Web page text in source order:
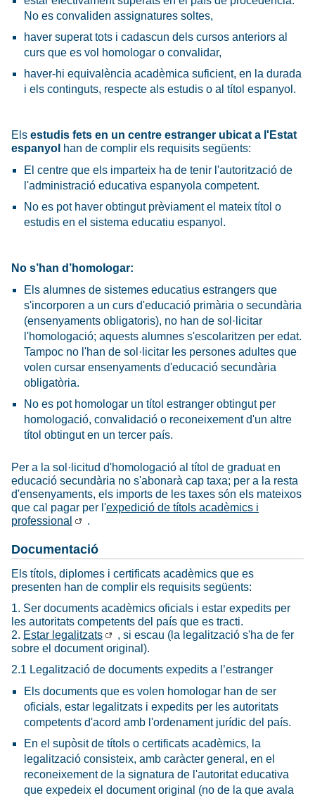
No es convaliden assignatures soltes,
haver superat tots i cadascun dels cursos anteriors al
curs que es vol homologar o convalidar,
haver-hi equivalència acadèmica suficient, en la durada
i els continguts, respecte als estudis o al títol espanyol.
Els estudis fets en un centre estranger ubicat a l'Estat
espanyol han de complir els requisits següents:
El centre que els imparteix ha de tenir l'autorització de
l'administració educativa espanyola competent.
No es pot haver obtingut prèviament el mateix títol o
estudis en el sistema educatiu espanyol.
No s’han d’homologar:
Els alumnes de sistemes educatius estrangers que
s'incorporen a un curs d'educació primària o secundària
(ensenyaments obligatoris), no han de sol·licitar
l'homologació; aquests alumnes s'escolaritzen per edat.
Tampoc no l'han de sol·licitar les persones adultes que
volen cursar ensenyaments d'educació secundària
obligatòria.
No es pot homologar un títol estranger obtingut per
homologació, convalidació o reconeixement d'un altre
títol obtingut en un tercer país.
Per a la sol·licitud d'homologació al títol de graduat en
educació secundària no s'abonarà cap taxa; per a la resta
d'ensenyaments, els imports de les taxes són els mateixos
que cal pagar per l'expedició de títols acadèmics i
professional
.
Documentació
Els títols, diplomes i certificats acadèmics que es
presenten han de complir els requisits següents:
1. Ser documents acadèmics oficials i estar expedits per
les autoritats competents del país que es tracti.
2. Estar legalitzats
, si escau (la legalització s'ha de fer
sobre el document original).
2.1 Legalització de documents expedits a l’estranger
Els documents que es volen homologar han de ser
oficials, estar legalitzats i expedits per les autoritats
competents d'acord amb l'ordenament jurídic del país.
En el supòsit de títols o certificats acadèmics, la
legalització consisteix, amb caràcter general, en el
reconeixement de la signatura de l'autoritat educativa
que expedeix el document original (no de la que avala